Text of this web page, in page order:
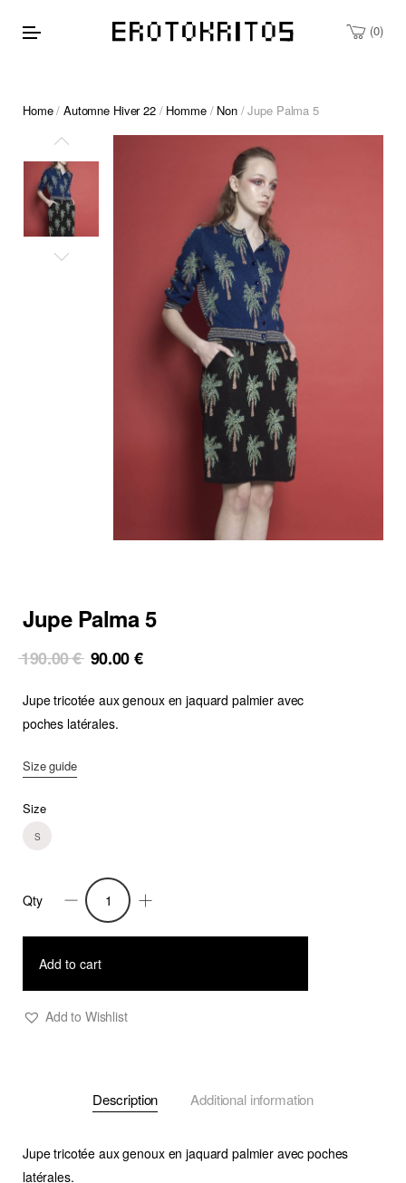
0
Home/Automne Hiver 22/ Homme/ Non/ Jupe Palma 5
Jupe Palma 5
190.00€ Original
was:
190.00 €.
90.00€
is:
Jupe tricotée aux genoux en jaquard palmier avec
poches latérales.
Size guide
Size
S
Jupe
Palma
Qty
Add to cart
Add to Wishlist
Description Additional information
Jupe tricotée aux genoux en jaquard palmier avec poches
latérales.